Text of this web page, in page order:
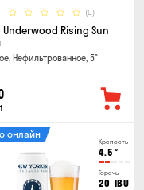
(0)
Underwood Rising Sun
Нефильтрованное, 5°
Крепость
4.5 °
Горечь
20 IBU
онлайн